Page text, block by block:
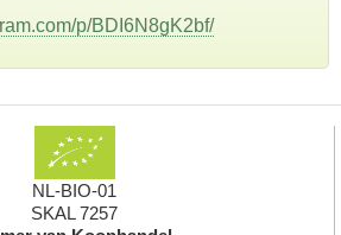
p/BDI6N8gK2bf/
NL-BIO-01
SKAL 7257